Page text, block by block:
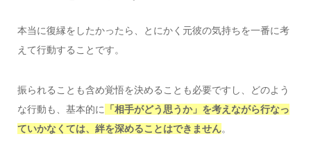
本当に復縁をしたかったら、とにかく元彼の気持ちを一番に考
えて行動することです。
振られることも含め覚悟を決めることも必要ですし、どのよう
な行動も、基本的に
「相手がどう思うか」を考えながら行なっ
ていかなくては、絆を深めることはできません。